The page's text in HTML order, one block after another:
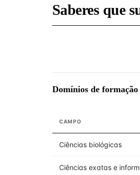
Saberes que
Domínios de
CAMPO
Ciências biológicas
Ciências exatas e